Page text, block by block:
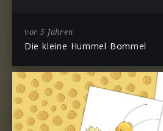
vor 5 Jahren
Die kleine Hummel Bommel